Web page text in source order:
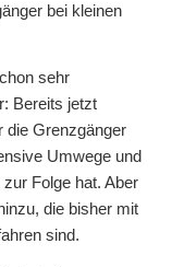
bei kleinen
sehr
Bereits jetzt
die Grenzgänger
Umwege und
Folge hat. Aber
die bisher mit
sind.